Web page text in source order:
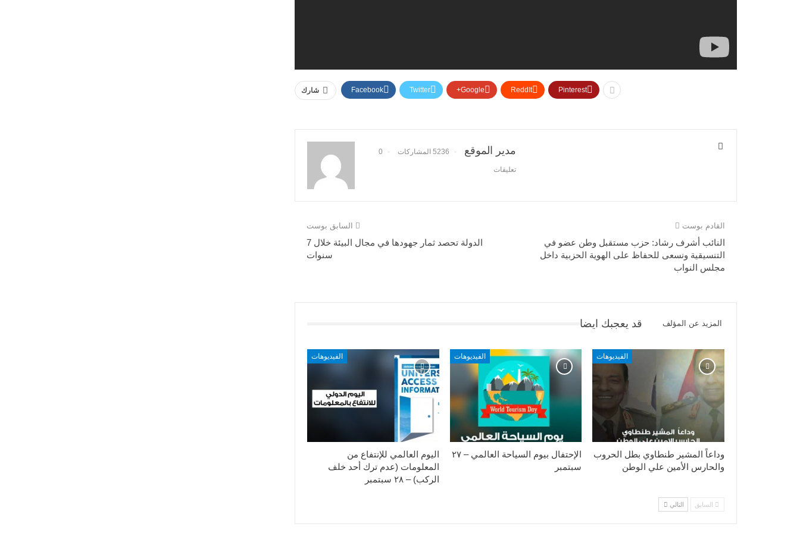
شارك Facebook Twitter Google+ ReddIt Pinterest
مدير الموقع 5236 المشاركات 0
تعليقات
السابق بوست
الدولة تحصد ثمار جهودها في مجال البيئة خلال 7
سنوات
القادم بوست
النائب أشرف رشاد: حزب مستقبل وطن عضو في
التنسيقية ونسعى للحفاظ على الهوية الحزبية داخل
مجلس النواب
قد يعجبك ايضا المزيد عن المؤلف
الفيديوهات
اليوم العالمي للإنتفاع من
المعلومات (عدم ترك أحد خلف
الركب) – ٢٨ سبتمبر
الفيديوهات
الإحتفال بيوم السياحة العالمي – ٢٧
سبتمبر
الفيديوهات
وداعاً المشير طنطاوي بطل الحروب
والحارس الأمين علي الوطن
السابق التالي